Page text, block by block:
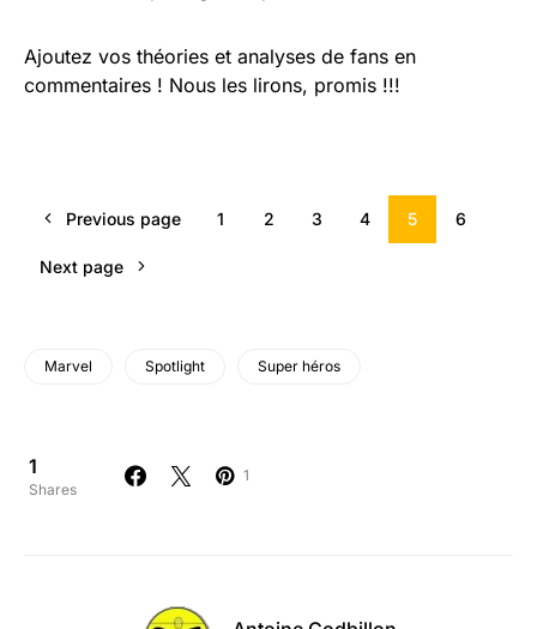
Ajoutez vos théories et analyses de fans en
commentaires ! Nous les lirons, promis !!!
Previous page 1 2 3 4 5 6
Next page
Marvel Spotlight Super héros
1
Shares
1